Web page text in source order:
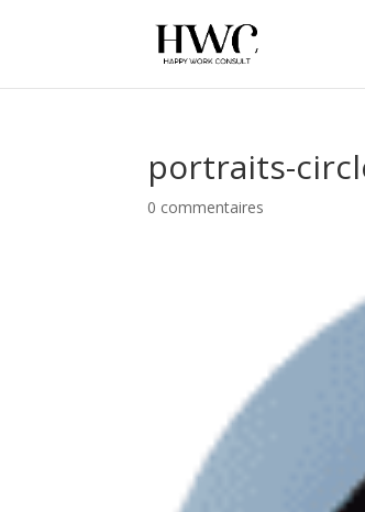
portraits-
0 commentaires